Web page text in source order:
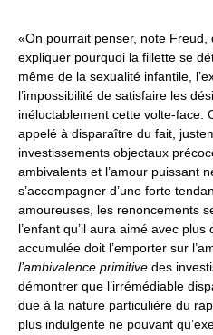
«On pourrait penser, note Freud,
expliquer pourquoi la fillette se
même de la sexualité infantile,
l’impossibilité de satisfaire les
inéluctablement cette volte-face.
appelé à disparaître du fait,
investissements objectaux
ambivalents et l’amour puissant
s’accompagner d’une forte
amoureuses, les renoncements
l’enfant qu’il aura aimé avec
accumulée doit l’emporter sur
l’ambivalence primitive des
démontrer que l’irrémédiable
due à la nature particulière du
plus indulgente ne pouvant